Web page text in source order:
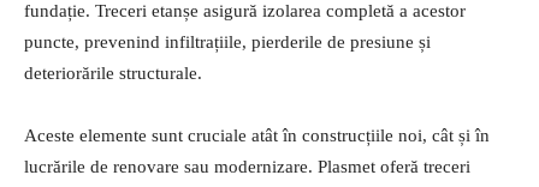
fundație. Treceri etanșe asigură izolarea completă a acestor
puncte, prevenind infiltrațiile, pierderile de presiune și
deteriorările structurale.
Aceste elemente sunt cruciale atât în construcțiile noi, cât și în
lucrările de renovare sau modernizare. Plasmet oferă treceri